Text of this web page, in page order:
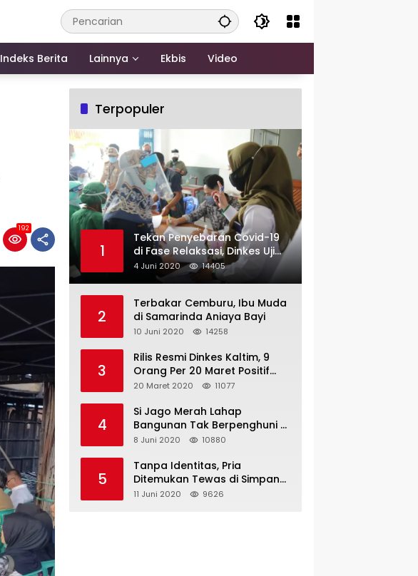
Indeks Berita Lainnya Ekbis Video
192
Terpopuler
1
Tekan Penyebaran Covid-19
di Fase Relaksasi, Dinkes Uji
Swab Massal di Pelabuhan
Samarinda
4 Juni 2020 14405
2
Terbakar Cemburu, Ibu Muda
di Samarinda Aniaya Bayi
10 Juni 2020 14258
3
Rilis Resmi Dinkes Kaltim, 9
Orang Per 20 Maret Positif
Covid-19
20 Maret 2020 11077
4
Si Jago Merah Lahap
Bangunan Tak Berpenghuni di
Jalan Kadrie Oening
8 Juni 2020 10880
5
Tanpa Identitas, Pria
Ditemukan Tewas di Simpang
Tiga Jalan Kesuma Bangsa
11 Juni 2020 9626